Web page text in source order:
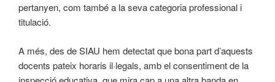
pertanyen, com també a la seva categoria professional i
titulació.
A més, des de SIAU hem detectat que bona part d’aquests
docents pateix horaris il·legals, amb el consentiment de la